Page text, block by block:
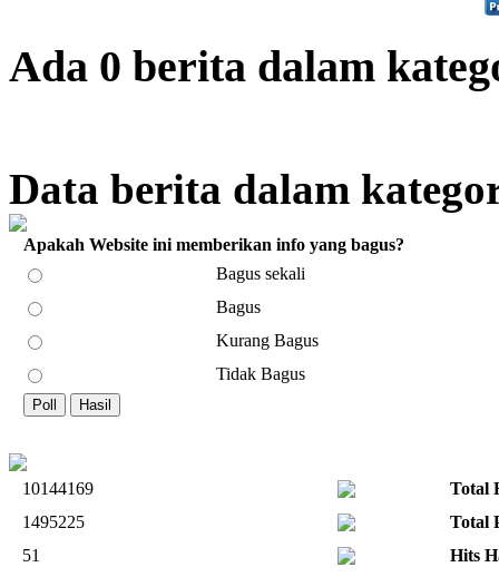
Ada 0 berita dalam
Data berita dalam
Apakah Website ini memberikan info yang bagus?
Bagus sekali
Bagus
Kurang Bagus
Tidak Bagus
10144169
Total
1495225
Total
51
Hits